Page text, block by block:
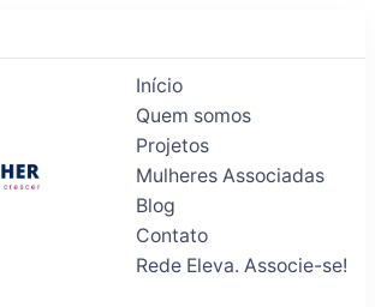
Mulher
que fazem você crescer
Início
Quem somos
Projetos
Mulheres Associadas
Blog
Contato
Rede Eleva. Associe-se!